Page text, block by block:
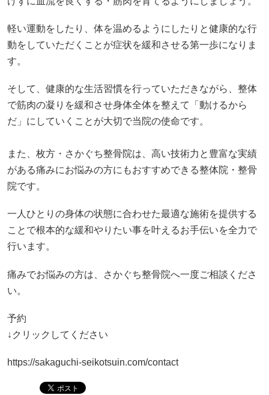
軽い運動をしたり、体を温めるようにしたりと健康的な行
動をしていただくことが症状を緩和させる第一歩になりま
す。
そして、健康的な生活習慣を行っていただきながら、整体
で筋肉の凝りを緩和させ身体全体を整えて「動けるから
だ」にしていくことが大切で当院の使命です。
また、枚方・さかぐち整骨院は、高い技術力と豊富な実績
がある痛みにお悩みの方にもおすすめできる整体院・整骨
院です。
一人ひとりの身体の状態に合わせた最適な施術を提供する
ことで根本的な緩和やりたい事を叶えるお手伝いを全力で
行います。
痛みでお悩みの方は、さかぐち整骨院へ一度ご相談くださ
い。
予約
↓クリックしてください
https://sakaguchi-seikotsuin.com/contact